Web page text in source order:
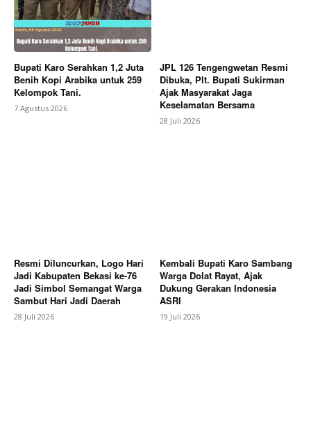
Bupati Karo Serahkan 1,2 Juta
Benih Kopi Arabika untuk 259
Kelompok Tani.
7 Agustus 2026
JPL 126 Tengengwetan Resmi
Dibuka, Plt. Bupati Sukirman
Ajak Masyarakat Jaga
Keselamatan Bersama
28 Juli 2026
Resmi Diluncurkan, Logo Hari
Jadi Kabupaten Bekasi ke-76
Jadi Simbol Semangat Warga
Sambut Hari Jadi Daerah
28 Juli 2026
Kembali Bupati Karo Sambang
Warga Dolat Rayat, Ajak
Dukung Gerakan Indonesia
ASRI
19 Juli 2026